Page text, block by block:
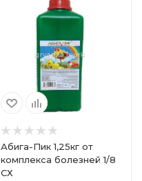
Абига-Пик 1,25кг от
комплекса болезней 1/8
СХ